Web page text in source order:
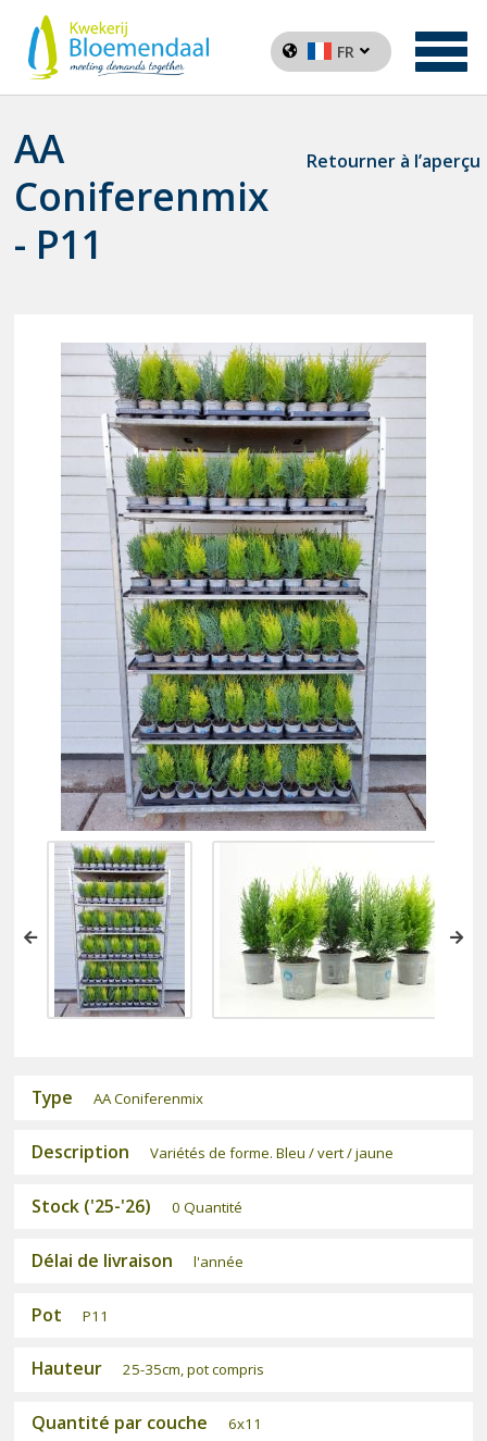
FR
AA
Coniferenmix
- P11
Retourner à l’aperçu
Type AA Coniferenmix
Description Variétés de forme. Bleu / vert / jaune
Stock ('25-'26) 0 Quantité
Délai de livraison l'année
Pot P11
Hauteur 25-35cm, pot compris
Quantité par couche 6x11